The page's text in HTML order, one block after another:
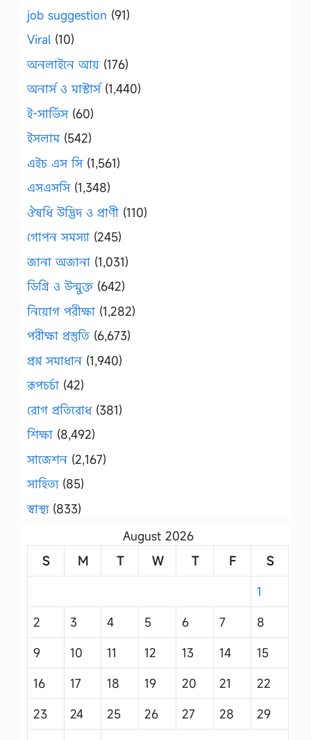
job suggestion (91)
Viral (10)
অনলাইনে আয় (176)
অনার্স ও মাস্টার্স(1,440)
ই-সার্ভিস(60)
ইসলাম(542)
এইচ এস সি(1,561)
এসএসসি(1,348)
ঔষধি উদ্ভিদ ও প্রাণী (110)
গোপন সমস্যা (245)
জানা অজানা (1,031)
ডিগ্রি ও উন্মুক্ত (642)
নিয়োগ পরীক্ষা (1,282)
পরীক্ষা প্রস্তুতি (6,673)
প্রশ্ন সমাধান (1,940)
রূপচর্চা (42)
রোগ প্রতিরোধ(381)
শিক্ষা (8,492)
সাজেশন (2,167)
সাহিত্য(85)
স্বাস্থ্য(833)
August 2026
S
M T W T F
S
1
2
3 4 5 6 7
8
9
10 11 12 13 14
15
16
17 18 19 20 21
22
23
24 25 26 27 28
29